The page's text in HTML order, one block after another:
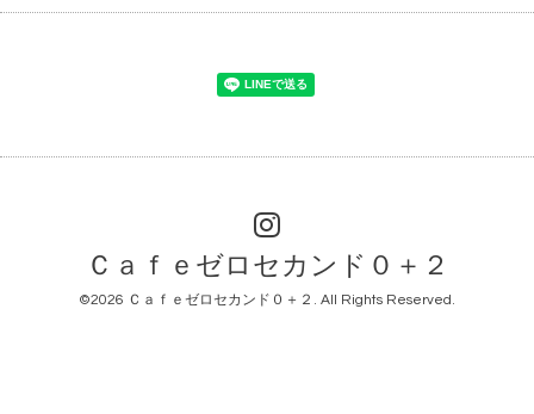
Ｃａｆｅゼロセカンド０＋２
©2026 Ｃａｆｅゼロセカンド０＋２ . All Rights Reserved.